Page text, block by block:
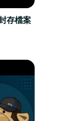
存檔案